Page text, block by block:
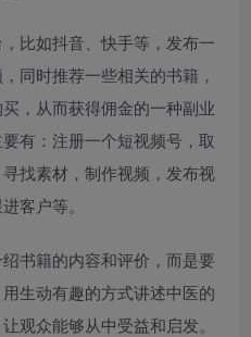
比如抖音、快手等，发布一
同时推荐一些相关的书籍，
，从而获得佣金的一种副业
有：注册一个短视频号，取
找素材，制作视频，发布视
客户等。
书籍的内容和评价，而是要
生动有趣的方式讲述中医的
观众能够从中受益和启发。